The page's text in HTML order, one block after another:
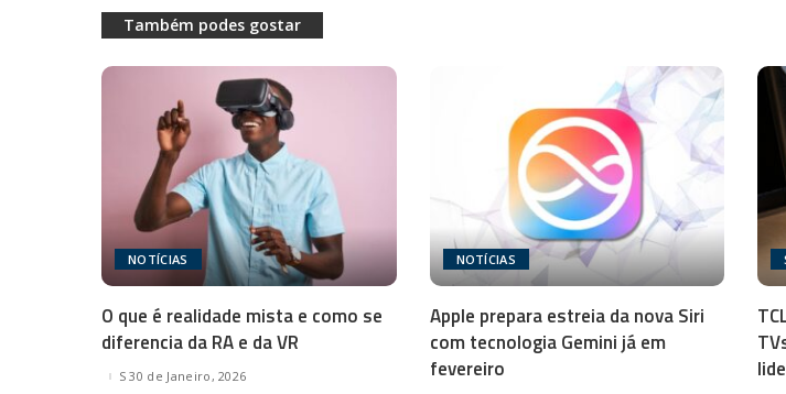
Também podes gostar
NOTÍCIAS
O que é realidade mista e como se
diferencia da RA e da VR
30 de Janeiro, 2026
NOTÍCIAS
Apple prepara estreia da nova Siri
com tecnologia Gemini já em
fevereiro